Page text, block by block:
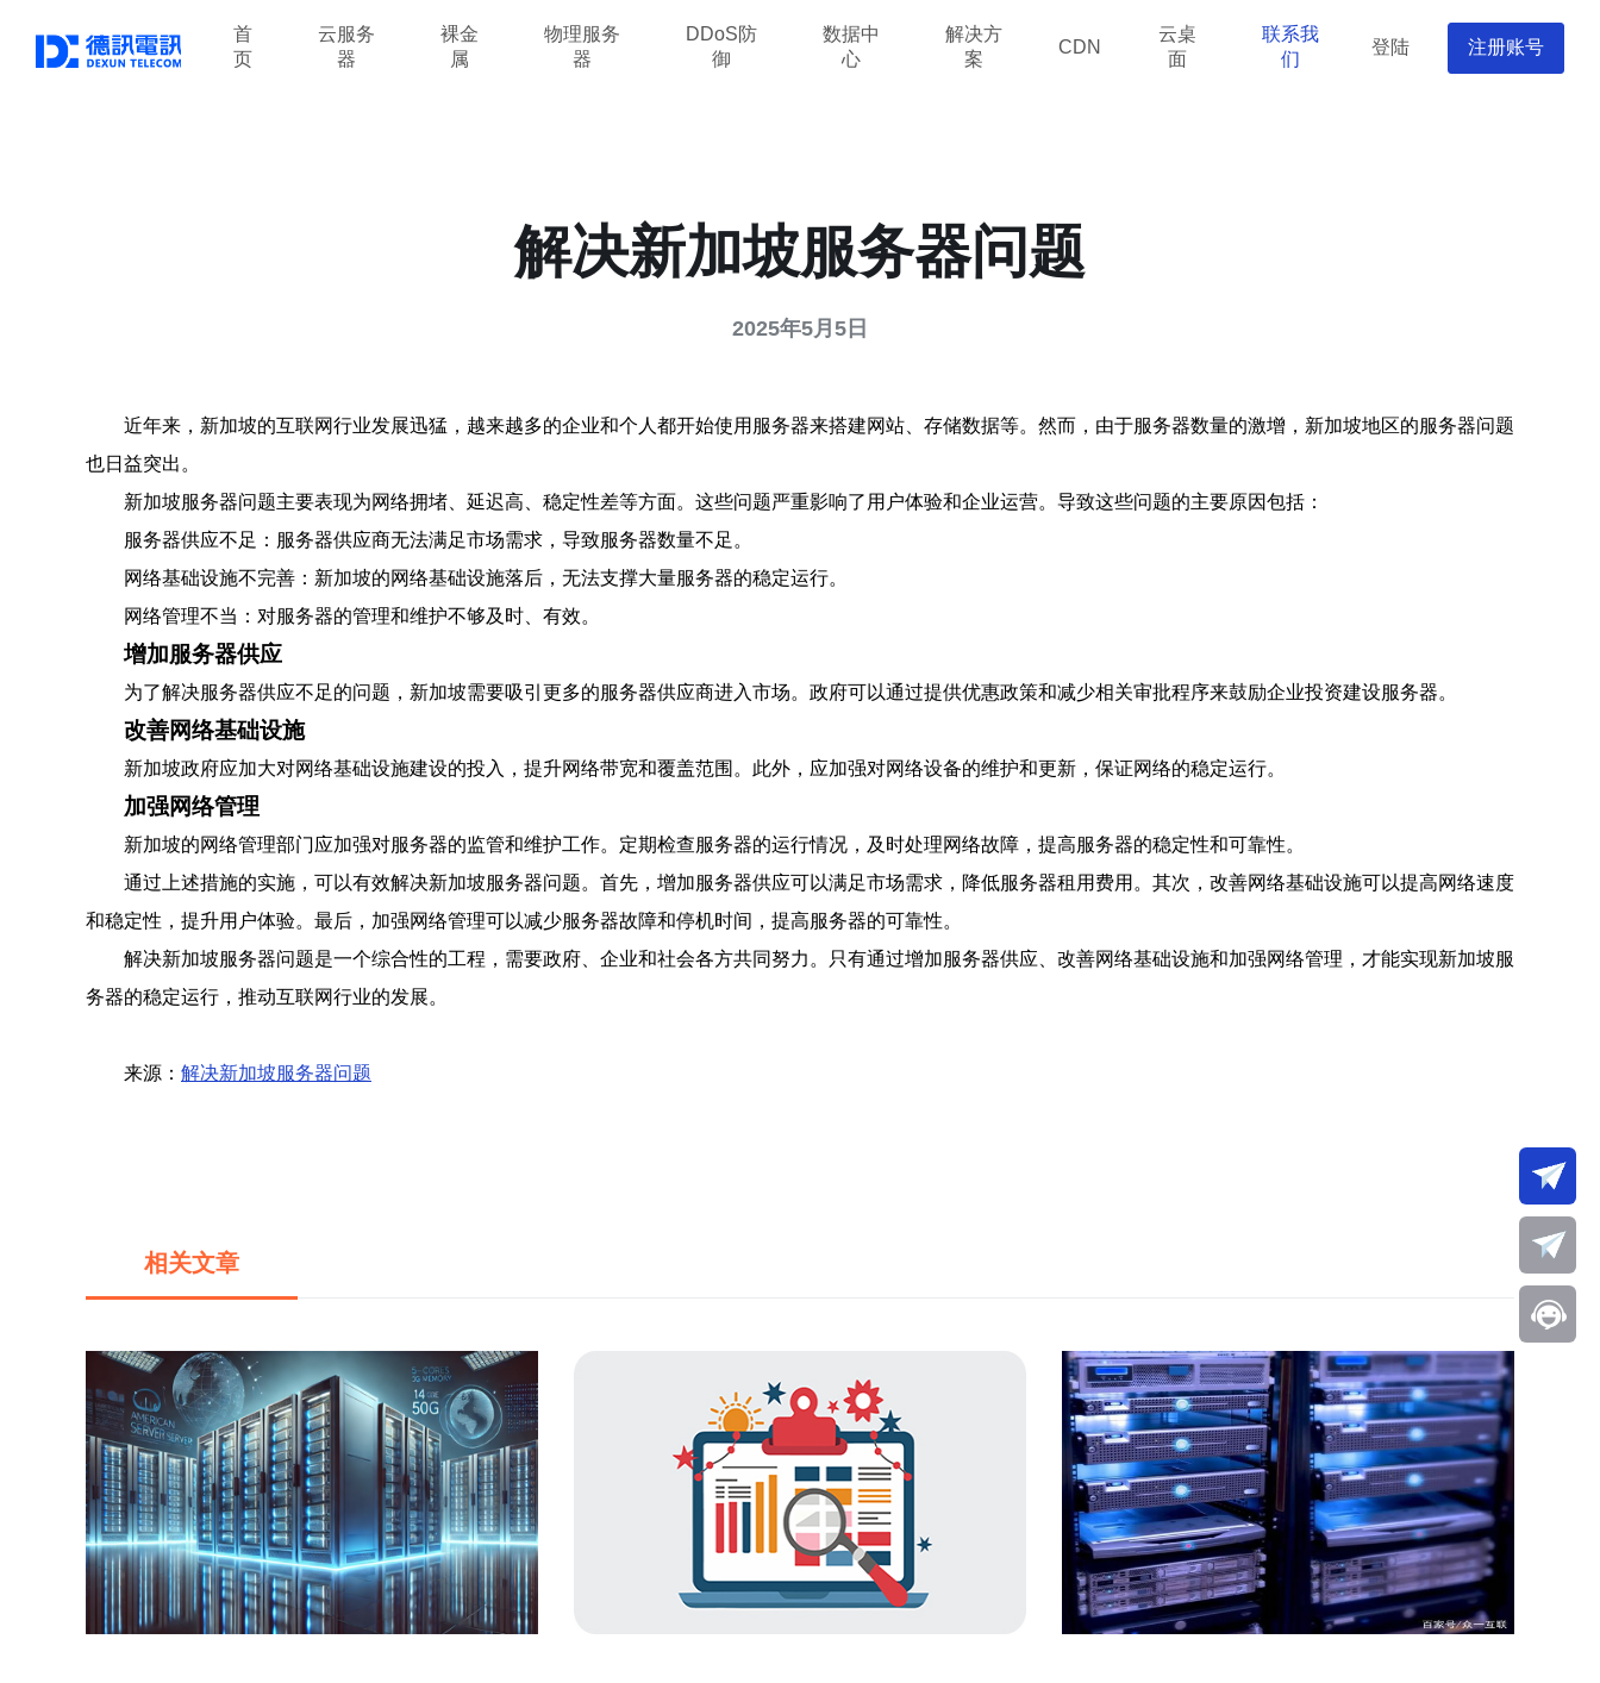
首
页
云服务
器
裸金
属
物理服务
器
DDoS防
御
数据中
心
解决方
案
CDN
云桌
面
联系我
们
登陆 注册账号
解决新加坡服务器问题
2025年5月5日
近年来，新加坡的互联网行业发展迅猛，越来越多的企业和个人都开始使用服务器来搭建网站、存储数据等。然而，由于服务器数量的激增，新加坡地区的服务器问题
也日益突出。
新加坡服务器问题主要表现为网络拥堵、延迟高、稳定性差等方面。这些问题严重影响了用户体验和企业运营。导致这些问题的主要原因包括：
服务器供应不足：服务器供应商无法满足市场需求，导致服务器数量不足。
网络基础设施不完善：新加坡的网络基础设施落后，无法支撑大量服务器的稳定运行。
网络管理不当：对服务器的管理和维护不够及时、有效。
增加服务器供应
为了解决服务器供应不足的问题，新加坡需要吸引更多的服务器供应商进入市场。政府可以通过提供优惠政策和减少相关审批程序来鼓励企业投资建设服务器。
改善网络基础设施
新加坡政府应加大对网络基础设施建设的投入，提升网络带宽和覆盖范围。此外，应加强对网络设备的维护和更新，保证网络的稳定运行。
加强网络管理
新加坡的网络管理部门应加强对服务器的监管和维护工作。定期检查服务器的运行情况，及时处理网络故障，提高服务器的稳定性和可靠性。
通过上述措施的实施，可以有效解决新加坡服务器问题。首先，增加服务器供应可以满足市场需求，降低服务器租用费用。其次，改善网络基础设施可以提高网络速度
和稳定性，提升用户体验。最后，加强网络管理可以减少服务器故障和停机时间，提高服务器的可靠性。
解决新加坡服务器问题是一个综合性的工程，需要政府、企业和社会各方共同努力。只有通过增加服务器供应、改善网络基础设施和加强网络管理，才能实现新加坡服
务器的稳定运行，推动互联网行业的发展。
来源： 解决新加坡服务器问题
相关文章